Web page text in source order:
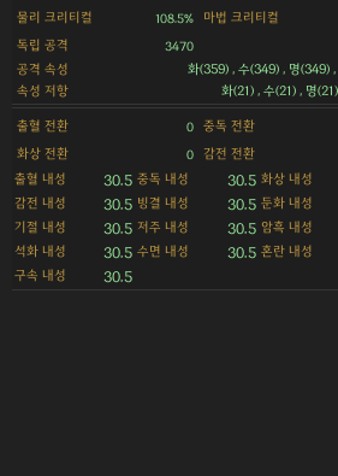
물리 크리티컬 108.5% 마법 크리티컬
독립 공격 3470
공격 속성
화(359) , 수(349) , 명(349)
속성 저항
화(21) , 수(21) , 명
출혈 전환 0 중독 전환
화상 전환 0 감전 전환
출혈 내성 30.5 중독 내성 30.5 화상 내성
감전 내성 30.5 빙결 내성 30.5 둔화 내성
기절 내성 30.5 저주 내성 30.5 암흑 내성
석화 내성 30.5 수면 내성 30.5 혼란 내성
구속 내성 30.5